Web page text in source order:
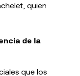
quien
de la
que los